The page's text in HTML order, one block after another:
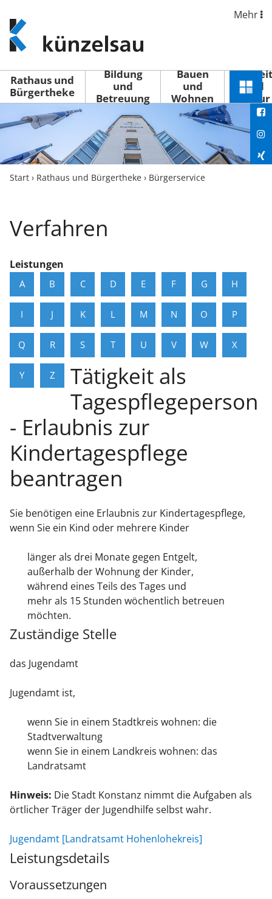
www.kuenzelsau.de
(zur
Startseite)
Mehr
Rathaus und
Bürgertheke
Bildung
und
Betreuung
Bauen
und
Wohnen
Freizeit
und
Kultur
Menü
Start › Rathaus und Bürgertheke › Bürgerservice
Verfahren
Leistungen
A B C D E F G H
I J K L M N O P
Q R S T U V W X
Y Z
Tätigkeit als
Tagespflegeperson
- Erlaubnis zur
Kindertagespflege
beantragen
Sie benötigen eine Erlaubnis zur Kindertagespflege,
wenn Sie ein Kind oder mehrere Kinder
länger als drei Monate gegen Entgelt,
außerhalb der Wohnung der Kinder,
während eines Teils des Tages und
mehr als 15 Stunden wöchentlich betreuen
möchten.
Zuständige Stelle
das Jugendamt
Jugendamt ist,
wenn Sie in einem Stadtkreis wohnen: die
Stadtverwaltung
wenn Sie in einem Landkreis wohnen: das
Landratsamt
Hinweis: Die Stadt Konstanz nimmt die Aufgaben als
örtlicher Träger der Jugendhilfe selbst wahr.
Jugendamt [Landratsamt Hohenlohekreis]
Leistungsdetails
Voraussetzungen